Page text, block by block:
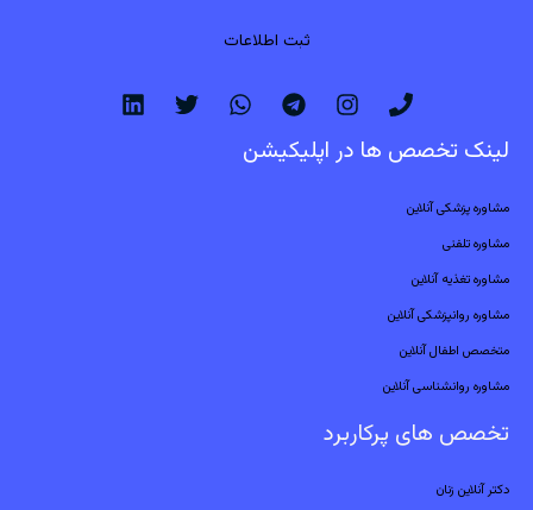
ثبت اطلاعات
لینک تخصص ها در اپلیکیشن
مشاوره پزشکی آنلاین
مشاوره تلفنی
مشاوره تغذیه آنلاین
مشاوره روانپزشکی آنلاین
متخصص اطفال آنلاین
مشاوره روانشناسی آنلاین
تخصص های پرکاربرد
دکتر آنلاین زنان